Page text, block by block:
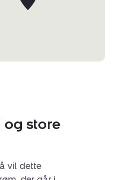
og store
vil dette